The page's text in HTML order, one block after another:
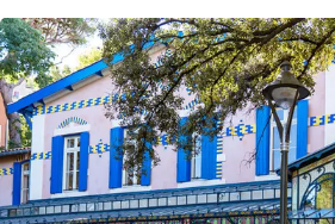
Vic-la-Gardiole
Villeveyrac